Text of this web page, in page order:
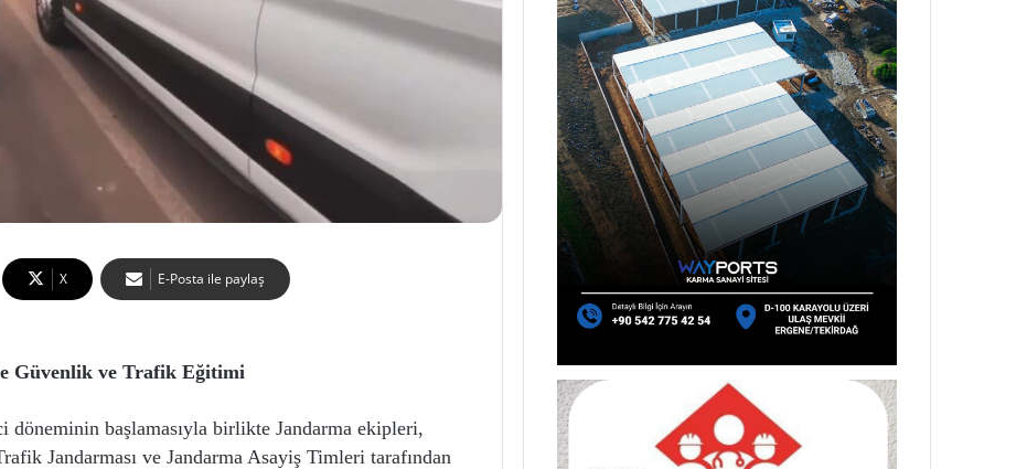
X E-Posta ile paylaş
Güvenlik ve Trafik Eğitimi
döneminin başlamasıyla birlikte Jandarma ekipleri,
Jandarması ve Jandarma Asayiş Timleri tarafından